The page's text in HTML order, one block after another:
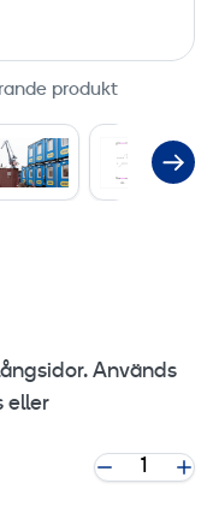
produkt
Används
eller